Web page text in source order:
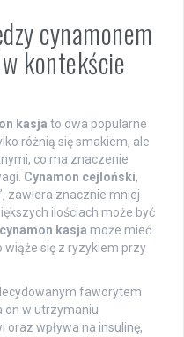
cynamonem
kontekście
kasja to dwa popularne
różnią się smakiem, ale
co ma znaczenie
Cynamon cejloński,
zawiera znacznie mniej
ilościach może być
cynamon kasja może mieć
wiąże się z ryzykiem przy
faworytem
on w utrzymaniu
wpływa na insulinę,